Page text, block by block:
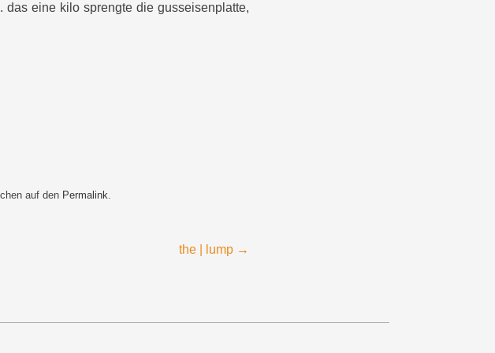
eine kilo sprengte die gusseisenplatte,
auf den Permalink.
the | lump →